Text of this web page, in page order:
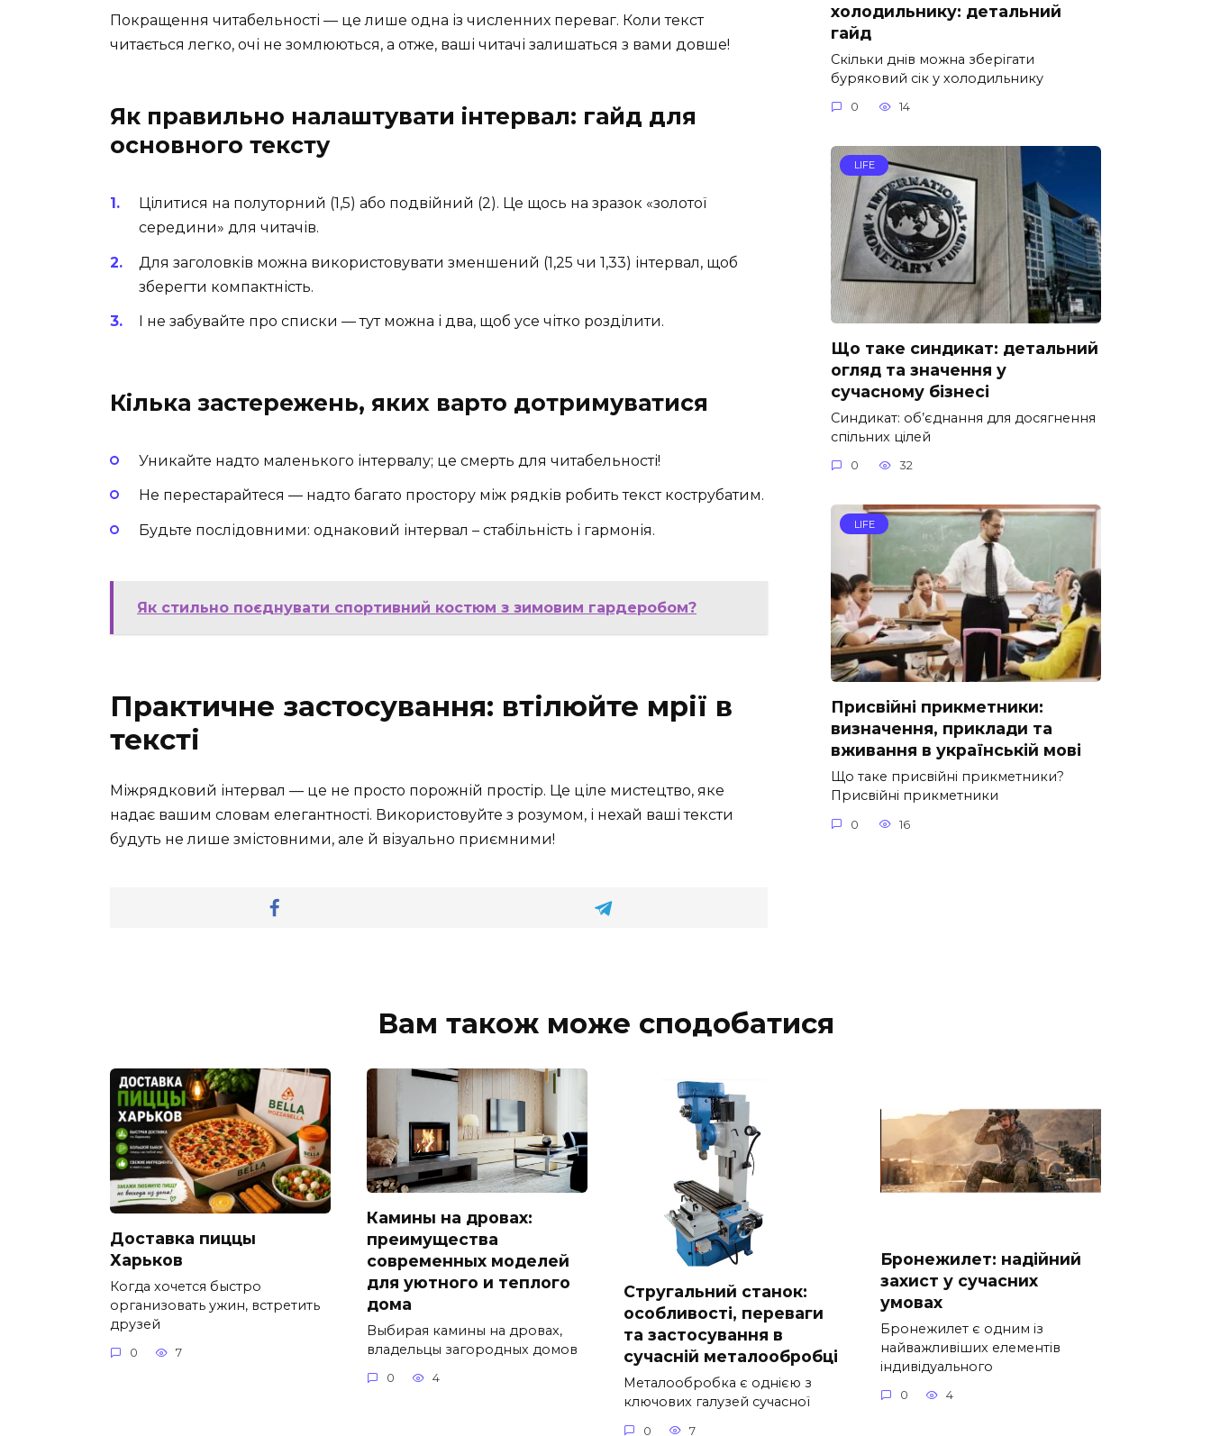
Покращення читабельності — це лише одна із численних переваг. Коли текст
читається легко, очі не зомлюються, а отже, ваші читачі залишаться з вами довше!
Як правильно налаштувати інтервал: гайд для
основного тексту
Цілитися на полуторний (1,5) або подвійний (2). Це щось на зразок «золотої
середини» для читачів.
Для заголовків можна використовувати зменшений (1,25 чи 1,33) інтервал, щоб
зберегти компактність.
І не забувайте про списки — тут можна і два, щоб усе чітко розділити.
Кілька застережень, яких варто дотримуватися
Уникайте надто маленького інтервалу; це смерть для читабельності!
Не перестарайтеся — надто багато простору між рядків робить текст кострубатим.
Будьте послідовними: однаковий інтервал – стабільність і гармонія.
Як стильно поєднувати спортивний костюм з зимовим гардеробом?
Практичне застосування: втілюйте мрії в
тексті
Міжрядковий інтервал — це не просто порожній простір. Це ціле мистецтво, яке
надає вашим словам елегантності. Використовуйте з розумом, і нехай ваші тексти
будуть не лише змістовними, але й візуально приємними!
холодильнику: детальний
гайд
Скільки днів можна зберігати
буряковий сік у холодильнику
0 14
LIFE
Що таке синдикат: детальний
огляд та значення у
сучасному бізнесі
Синдикат: об’єднання для досягнення
спільних цілей
0 32
LIFE
Присвійні прикметники:
визначення, приклади та
вживання в українській мові
Що таке присвійні прикметники?
Присвійні прикметники
0 16
Вам також може сподобатися
Доставка пиццы
Харьков
Когда хочется быстро
организовать ужин, встретить
друзей
0 7
Камины на дровах:
преимущества
современных моделей
для уютного и теплого
дома
Выбирая камины на дровах,
владельцы загородных домов
0 4
Стругальний станок:
особливості, переваги
та застосування в
сучасній металообробці
Металообробка є однією з
ключових галузей сучасної
0 7
Бронежилет: надійний
захист у сучасних
умовах
Бронежилет є одним із
найважливіших елементів
індивідуального
0 4